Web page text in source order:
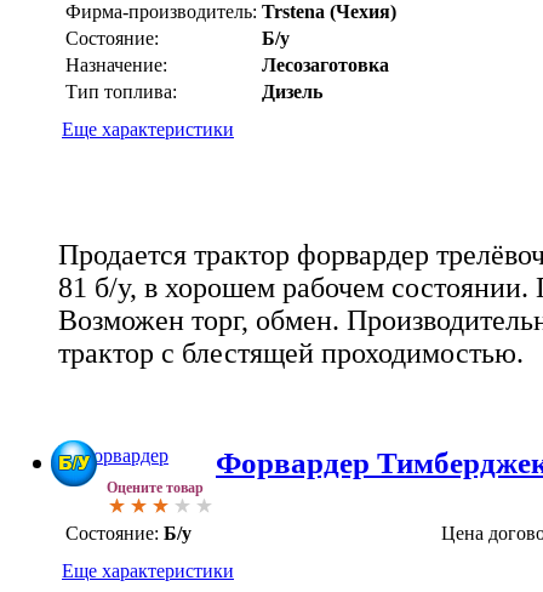
Фирма-производитель: Trstena (Чехия)
Состояние:
Б/у
Назначение:
Лесозаготовка
Тип топлива:
Дизель
Еще характеристики
Продается трактор форвардер
81 б/у, в хорошем рабочем состоянии.
Возможен торг, обмен.
трактор с блестящей проходимостью.
Оцените товар
Форвардер
Состояние: Б/у
Еще характеристики
Цена